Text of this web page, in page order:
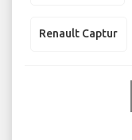
Renault Captur